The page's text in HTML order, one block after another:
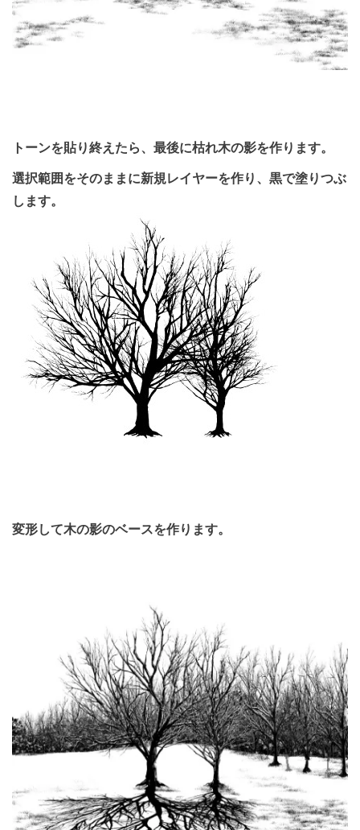
トーンを貼り終えたら、最後に枯れ木の影を作ります。
選択範囲をそのままに新規レイヤーを作り、黒で塗りつぶ
します。
変形して木の影のベースを作ります。